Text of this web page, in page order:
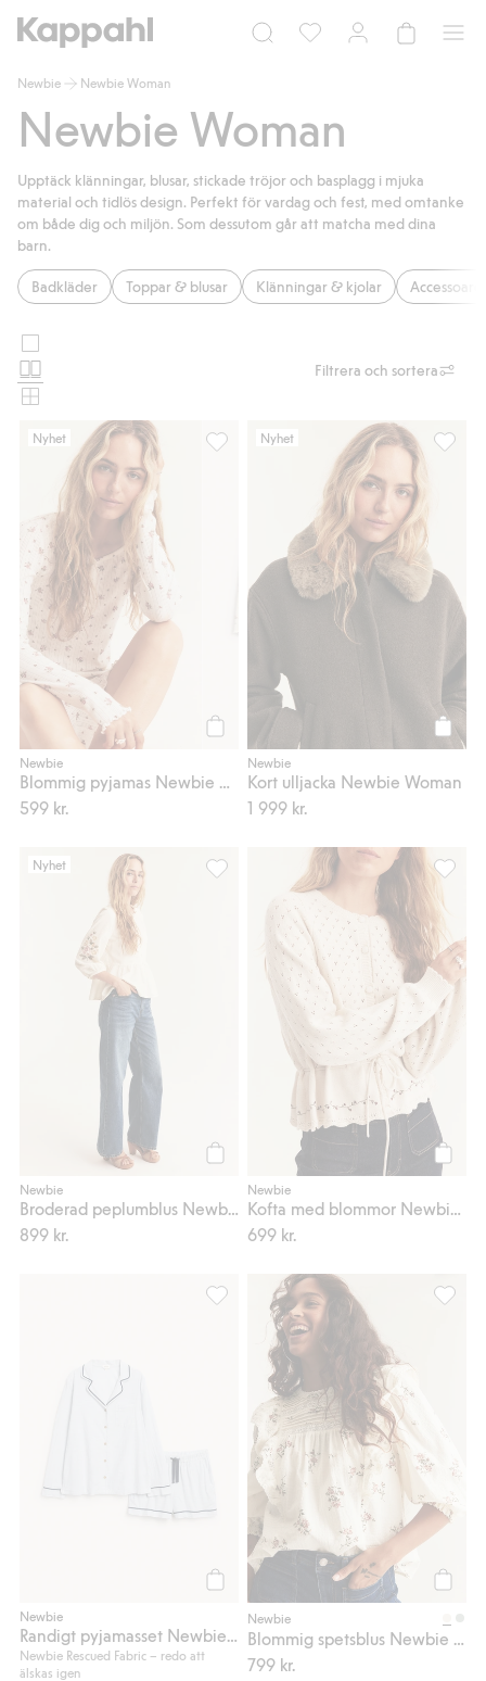
Newbie Newbie Woman
Newbie Woman
Upptäck klänningar, blusar, stickade tröjor och basplagg i mjuka
material och tidlös design. Perfekt för vardag och fest, med omtanke
om både dig och miljön. Som dessutom går att matcha med dina
barn.
Badkläder Toppar & blusar Klänningar & kjolar
Välj
produktkortslayout
Filtrera och sortera
Nyhet
Newbie
Blommig pyjamas Newbie Woman
599 kr.
Blommig pyjamas Newbie Woman,
Nyhet
Köp
Newbie
Kort ulljacka Newbie Woman
1 999 kr.
Nyhet
Newbie
Broderad peplumblus Newbie Woman
899 kr.
Broderad peplumblus Newbie
Köp
Newbie
Kofta med blommor Newbie Woman
699 kr.
Newbie
Randigt pyjamasset Newbie Woman
Newbie Rescued Fabric – redo att
älskas igen
Randigt pyjamasset Newbie
Newbie
Blommig spetsblus Newbie Woman
799 kr.